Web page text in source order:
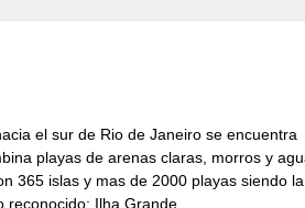
con vistas: al lago, a la montaña o a la
el sur de Rio de Janeiro se encuentra
playas de arenas claras, morros y
365 islas y mas de 2000 playas siendo la
reconocido: Ilha Grande.